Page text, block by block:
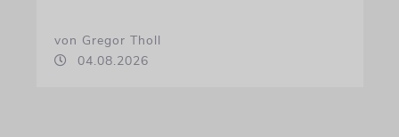
von Gregor Tholl
04.08.2026